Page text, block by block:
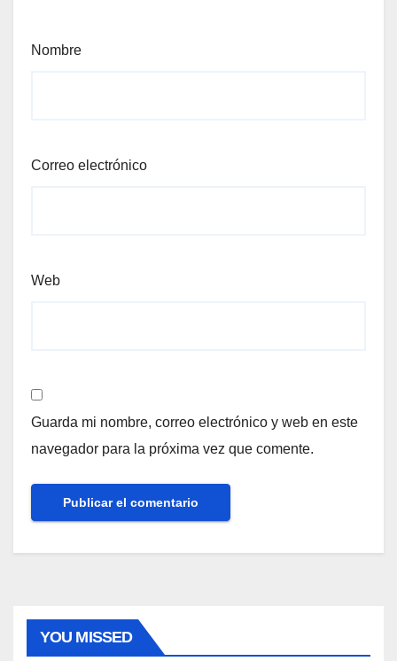
Nombre
Correo electrónico
Web
Guarda mi nombre, correo electrónico y web en este
navegador para la próxima vez que comente.
YOU MISSED